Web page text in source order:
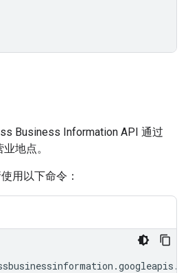
Business Information API 通过
地点。
用以下命令：